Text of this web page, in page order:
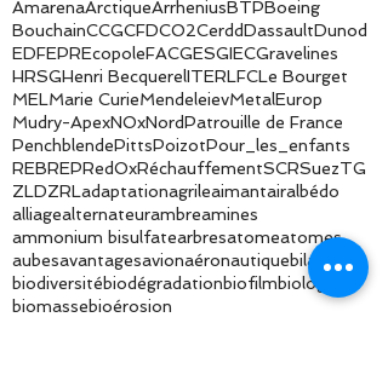
2°CACCACVAir FranceAirbusAlpha Jet
AmarenaArctiqueArrheniusBTPBoeing
BouchainCCGCFDCO2CerddDassaultDunod
EDF EPREcopoleFACGESGIECGravelines
HRSGHenri BecquerelITERLFCLe Bourget
MELMarie CurieMendeleievMetalEurop
Mudry-ApexNOxNordPatrouille de France
PenchblendePittsPoizotPour_les_enfants
REBREPRedOxRéchauffement
ZLDZRLadaptationagrileaimantairalbédo
alliagealternateurambreamines
ammonium bisulfatearbresatomeatomes
aubesavantagesavion
bilan